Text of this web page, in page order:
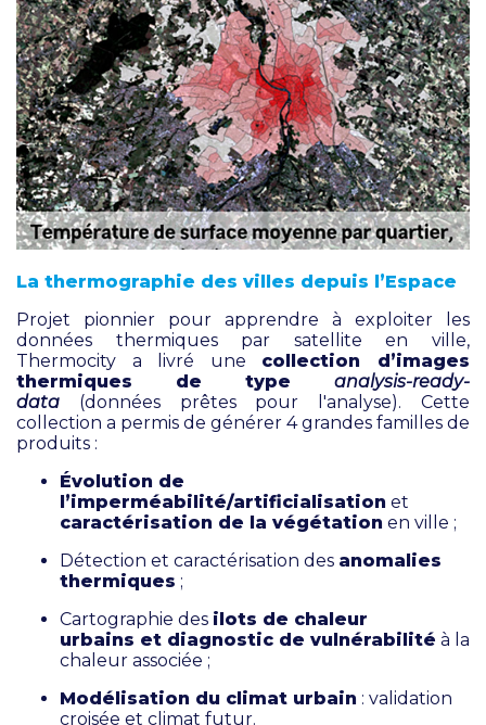
La thermographie des villes depuis l’Espace
Projet pionnier pour apprendre à exploiter les
données thermiques par satellite en ville,
Thermocity a livré une collection d’images
thermiques de type analysis-ready-
data
(données prêtes pour l'analyse).Cette
collection a permis de générer 4 grandes familles de
produits :
Évolution de
l’imperméabilité/artificialisation et
caractérisation de la végétation en ville ;
Détection et caractérisation des anomalies
thermiques ;
Cartographie des ilots de chaleur
urbains et diagnostic de vulnérabilité à la
chaleur associée ;
Modélisation du climat urbain : validation
croisée et climat futur.